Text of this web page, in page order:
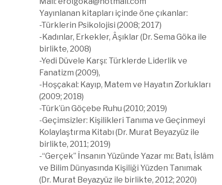
Yayınlanan kitapları içinde öne çıkanlar:
-Türklerin Psikolojisi (2008; 2017)
-Kadınlar, Erkekler, Âşıklar (Dr. Sema Göka ile
birlikte, 2008)
-Yedi Düvele Karşı: Türklerde Liderlik ve
Fanatizm (2009),
-Hoşçakal: Kayıp, Matem ve Hayatın Zorlukları
(2009; 2018)
-Türk’ün Göçebe Ruhu (2010; 2019)
-Geçimsizler: Kişilikleri Tanıma ve Geçinmeyi
Kolaylaştırma Kitabı (Dr. Murat Beyazyüz ile
birlikte, 2011; 2019)
-“Gerçek” İnsanın Yüzünde Yazar mı: Batı, İslâm
ve Bilim Dünyasında Kişiliği Yüzden Tanımak
(Dr. Murat Beyazyüz ile birlikte, 2012; 2020)